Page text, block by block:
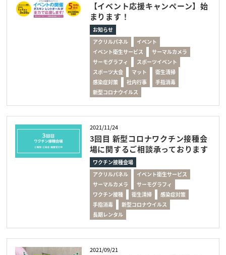
【イベント応援キャンペーン】始
まります！
お知らせ
アクリルパネル
イベント
イベント衛生サービス
サーマルカメラ
サーモグラフィ
スポーツイベント
スポーツ大会
マット
衛生清掃
感染症対策
社内行事
手指消毒
新型コロナウイルス
2021/11/24
3回目 新型コロナワクチン接種会
場に関するご相談承っております
ワクチン接種会場
アクリルパネル
イベント衛生サービス
サーマルカメラ
サーモグラフィ
ワクチン接種
衛生清掃
感染症対策
手指消毒
新型コロナウイルス
長期レンタル
2021/09/21